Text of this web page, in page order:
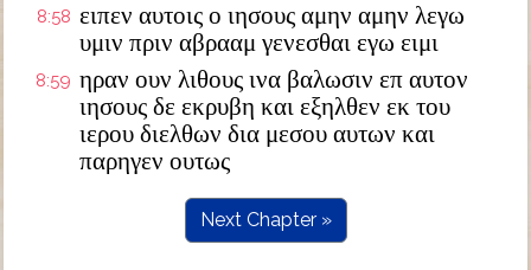
8:58 ειπεν αυτοις ο ιησους αμην αμην λεγω
υμιν πριν αβρααμ γενεσθαι εγω ειμι
8:59 ηραν ουν λιθους ινα βαλωσιν επ αυτον
ιησους δε εκρυβη και εξηλθεν εκ του
ιερου διελθων δια μεσου αυτων και
παρηγεν ουτως
Next Chapter »